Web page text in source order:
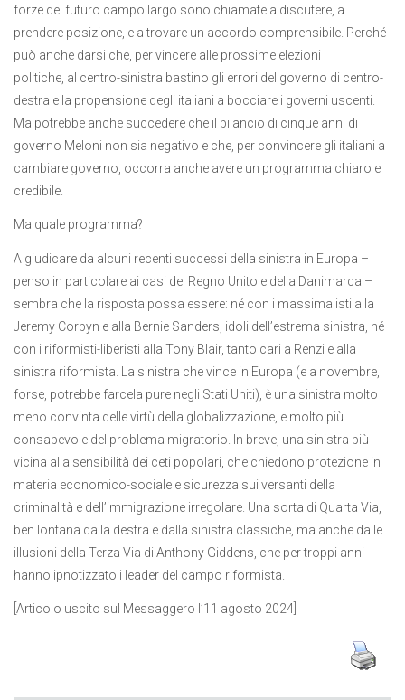
forze del futuro campo largo sono chiamate a discutere, a
prendere posizione, e a trovare un accordo comprensibile. Perché
può anche darsi che, per vincere alle prossime elezioni
politiche, al centro-sinistra bastino gli errori del governo di centro-
destra e la propensione degli italiani a bocciare i governi uscenti.
Ma potrebbe anche succedere che il bilancio di cinque anni di
governo Meloni non sia negativo e che, per convincere gli italiani a
cambiare governo, occorra anche avere un programma chiaro e
credibile.
Ma quale programma?
A giudicare da alcuni recenti successi della sinistra in Europa –
penso in particolare ai casi del Regno Unito e della Danimarca –
sembra che la risposta possa essere: né con i massimalisti alla
Jeremy Corbyn e alla Bernie Sanders, idoli dell’estrema sinistra, né
con i riformisti-liberisti alla Tony Blair, tanto cari a Renzi e alla
sinistra riformista. La sinistra che vince in Europa (e a novembre,
forse, potrebbe farcela pure negli Stati Uniti), è una sinistra molto
meno convinta delle virtù della globalizzazione, e molto più
consapevole del problema migratorio. In breve, una sinistra più
vicina alla sensibilità dei ceti popolari, che chiedono protezione in
materia economico-sociale e sicurezza sui versanti della
criminalità e dell’immigrazione irregolare. Una sorta di Quarta Via,
ben lontana dalla destra e dalla sinistra classiche, ma anche dalle
illusioni della Terza Via di Anthony Giddens, che per troppi anni
hanno ipnotizzato i leader del campo riformista.
[Articolo uscito sul Messaggero l’11 agosto 2024]